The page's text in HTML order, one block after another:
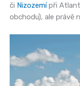
či Nizozemípři
obchodu), ale právě